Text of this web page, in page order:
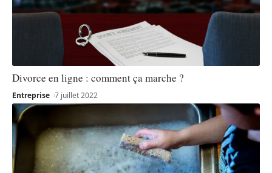
Divorce en ligne : comment ça marche ?
Entreprise 7 juillet 2022